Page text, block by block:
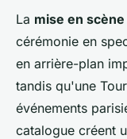
La mise en
cérémonie en
en arrière-plan
tandis qu'une
événements
catalogue créent